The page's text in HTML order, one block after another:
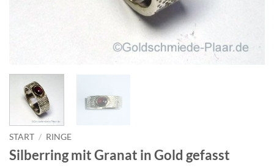
START / RINGE
Silberring mit Granat in Gold gefasst